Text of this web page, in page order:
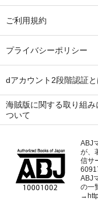
ご利用規約
プライバシーポリシー
dアカウント2段階認証と
海賊版に関する取り組み
ついて
ABJ
が、
信サ
ABJ
の一
→